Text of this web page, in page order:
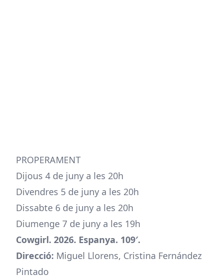
PROPERAMENT
Dijous 4 de juny a les 20h
Divendres 5 de juny a les 20h
Dissabte 6 de juny a les 20h
Diumenge 7 de juny a les 19h
Cowgirl. 2026. Espanya. 109′.
Direcció: Miguel Llorens, Cristina Fernández
Pintado